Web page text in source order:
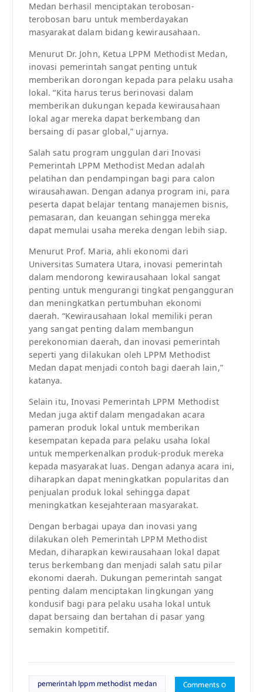
Medan berhasil menciptakan terobosan-
terobosan baru untuk memberdayakan
masyarakat dalam bidang kewirausahaan.
Menurut Dr. John, Ketua LPPM Methodist Medan,
inovasi pemerintah sangat penting untuk
memberikan dorongan kepada para pelaku usaha
lokal. “Kita harus terus berinovasi dalam
memberikan dukungan kepada kewirausahaan
lokal agar mereka dapat berkembang dan
bersaing di pasar global,” ujarnya.
Salah satu program unggulan dari Inovasi
Pemerintah LPPM Methodist Medan adalah
pelatihan dan pendampingan bagi para calon
wirausahawan. Dengan adanya program ini, para
peserta dapat belajar tentang manajemen bisnis,
pemasaran, dan keuangan sehingga mereka
dapat memulai usaha mereka dengan lebih siap.
Menurut Prof. Maria, ahli ekonomi dari
Universitas Sumatera Utara, inovasi pemerintah
dalam mendorong kewirausahaan lokal sangat
penting untuk mengurangi tingkat pengangguran
dan meningkatkan pertumbuhan ekonomi
daerah. “Kewirausahaan lokal memiliki peran
yang sangat penting dalam membangun
perekonomian daerah, dan inovasi pemerintah
seperti yang dilakukan oleh LPPM Methodist
Medan dapat menjadi contoh bagi daerah lain,”
katanya.
Selain itu, Inovasi Pemerintah LPPM Methodist
Medan juga aktif dalam mengadakan acara
pameran produk lokal untuk memberikan
kesempatan kepada para pelaku usaha lokal
untuk memperkenalkan produk-produk mereka
kepada masyarakat luas. Dengan adanya acara ini,
diharapkan dapat meningkatkan popularitas dan
penjualan produk lokal sehingga dapat
meningkatkan kesejahteraan masyarakat.
Dengan berbagai upaya dan inovasi yang
dilakukan oleh Pemerintah LPPM Methodist
Medan, diharapkan kewirausahaan lokal dapat
terus berkembang dan menjadi salah satu pilar
ekonomi daerah. Dukungan pemerintah sangat
penting dalam menciptakan lingkungan yang
kondusif bagi para pelaku usaha lokal untuk
dapat bersaing dan bertahan di pasar yang
semakin kompetitif.
pemerintah lppm methodist medan Comments 0